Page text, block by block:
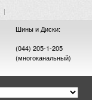
|
Шины и Диски:
(044) 205-1-205
(многоканальный)